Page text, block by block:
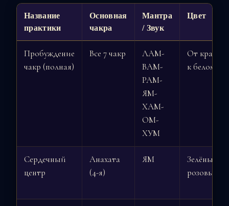
Название
практики
Основная
чакра
Мантра
/ Звук
Цвет
Пробуждение
чакр (полная)
Все 7 чакр
ЛАМ-
ВАМ-
РАМ-
ЯМ-
ХАМ-
ОМ-
ХУМ
От
к белому
Сердечный
центр
Анахата
(4-я)
ЯМ
Зелёный,
розовый